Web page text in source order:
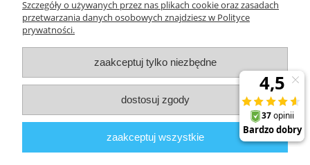
INFORMACJE
// ul. Przemysłowa 11a, 75-216 Koszalin // NIP669-050-03-43
// E-mail: sklep@zuma-line.pl
Szczegóły o używanych przez nas plikach cookie oraz zasadach
przetwarzania danych osobowych znajdziesz w Polityce
prywatności.
zaakceptuj tylko niezbędne
dostosuj zgody
zaakceptuj wszystkie